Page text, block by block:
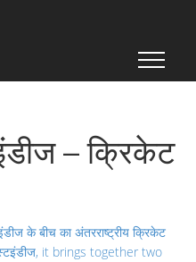
– क्रिकेट
के बीच का अंतरराष्ट्रीय क्रिकेट
, it brings together two